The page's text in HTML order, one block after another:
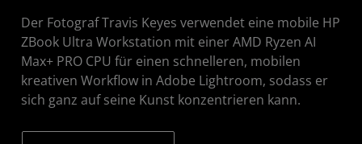
Der Fotograf Travis Keyes verwendet eine mobile HP
ZBook Ultra Workstation mit einer AMD Ryzen AI
Max+ PRO CPU für einen schnelleren, mobilen
kreativen Workflow in Adobe Lightroom, sodass er
sich ganz auf seine Kunst konzentrieren kann.